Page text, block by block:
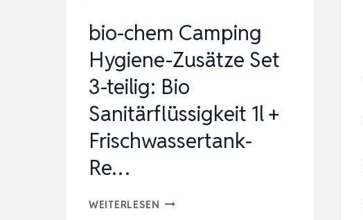
L/H
FÖRDERL…
bio-chem Camping
Hygiene-Zusätze Set
3-teilig: Bio
Sanitärflüssigkeit 1l +
Frischwassertank-
Re…
WEITERLESEN BIO-